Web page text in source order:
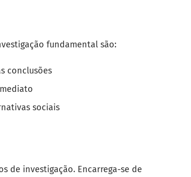
fundamental são:
conclusões
sociais
de investigação. Encarrega-se de